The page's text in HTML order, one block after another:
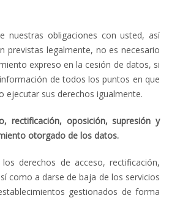
nuestras obligaciones con usted, así
previstas legalmente, no es necesario
expreso en la cesión de datos, si
de todos los puntos en que
ejecutar sus derechos igualmente.
rectificación, oposición, supresión y
otorgado de los datos.
derechos de acceso, rectificación,
como a darse de baja de los servicios
gestionados de forma